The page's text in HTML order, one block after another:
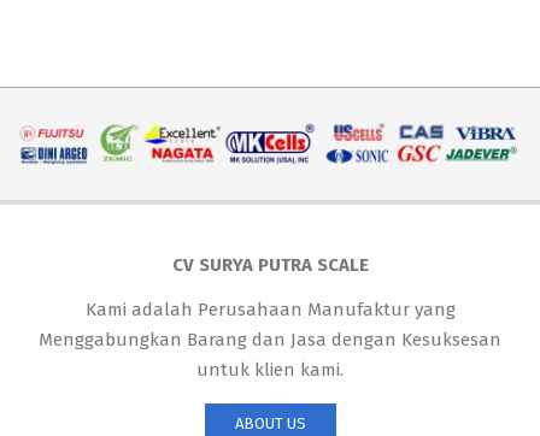
CV SURYA PUTRA SCALE
Kami adalah Perusahaan Manufaktur yang
Menggabungkan Barang dan Jasa dengan Kesuksesan
untuk klien kami.
ABOUT US